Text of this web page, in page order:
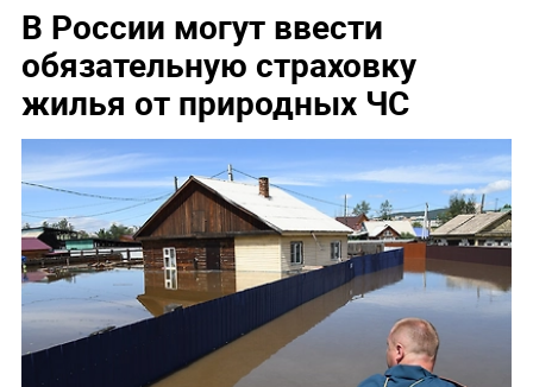
В России могут ввести
обязательную страховку
жилья от природных ЧС